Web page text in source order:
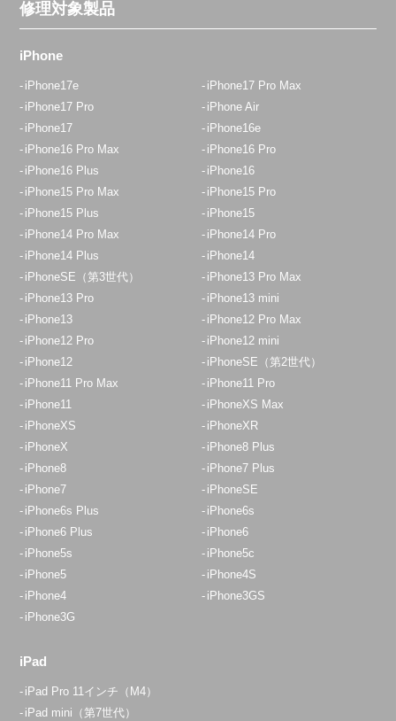
定休日：年中無休
03-6903-8773
田無店
12:30~19:00 日祝18：00迄
042-438-5100
八王子店
11：00～20：00
定休日： 年中無休
050-5269-5822
10:00～19:00
定休日： 水曜日・木曜日
04-2933-9120
イオンスタイル入間店
070-1297-4638
修理対象製品
iPhone
iPhone17e
iPhone17 Pro Max
iPhone17 Pro
iPhone Air
iPhone17
iPhone16e
iPhone16 Pro Max
iPhone16 Pro
iPhone16 Plus
iPhone16
iPhone15 Pro Max
iPhone15 Pro
iPhone15 Plus
iPhone15
iPhone14 Pro Max
iPhone14 Pro
iPhone14 Plus
iPhone14
iPhoneSE（第3世代）
iPhone13 Pro Max
iPhone13 Pro
iPhone13 mini
iPhone13
iPhone12 Pro Max
iPhone12 Pro
iPhone12 mini
iPhone12
iPhoneSE（第2世代）
iPhone11 Pro Max
iPhone11 Pro
iPhone11
iPhoneXS Max
iPhoneXS
iPhoneXR
iPhoneX
iPhone8 Plus
iPhone8
iPhone7 Plus
iPhone7
iPhoneSE
iPhone6s Plus
iPhone6s
iPhone6 Plus
iPhone6
iPhone5s
iPhone5c
iPhone5
iPhone4S
iPhone4
iPhone3GS
iPhone3G
iPad
iPad Pro 11インチ（M4）
iPad mini（第7世代）